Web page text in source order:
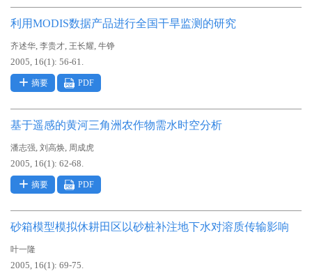
利用MODIS数据产品进行全国干旱监测的研究
齐述华, 李贵才, 王长耀, 牛铮
2005, 16(1): 56-61.
摘要 PDF
基于遥感的黄河三角洲农作物需水时空分析
潘志强, 刘高焕, 周成虎
2005, 16(1): 62-68.
摘要 PDF
砂箱模型模拟休耕田区以砂桩补注地下水对溶质传输影响
叶一隆
2005, 16(1): 69-75.